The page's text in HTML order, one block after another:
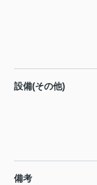
設備(その他)
備考